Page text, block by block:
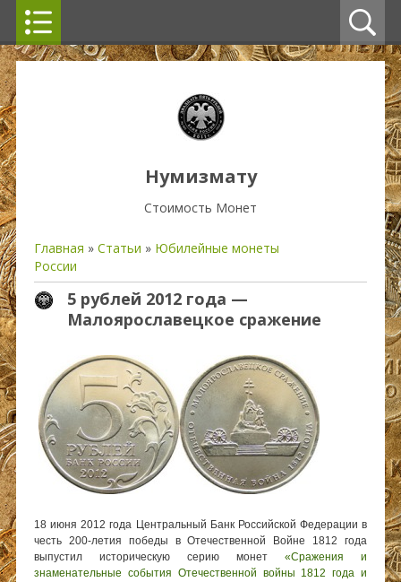
Нумизмату
Стоимость Монет
Главная » Статьи » Юбилейные монеты
России
5 рублей 2012 года —
Малоярославецкое сражение
18 июня 2012 года Центральный Банк Российской Федерации в
честь 200-летия победы в Отечественной Войне 1812 года
выпустил историческую серию монет «Сражения и
знаменательные события Отечественной войны 1812 года и